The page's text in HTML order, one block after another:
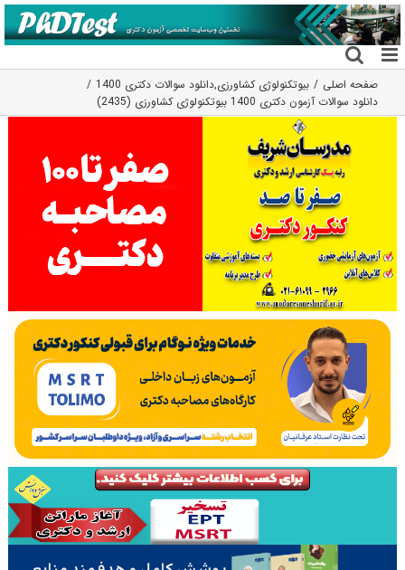
رفتن
به
محتوا
صفحه اصلی بیوتکنولوژی کشاورزی,دانلود سوالات دکتری 1400
دانلود سوالات آزمون دکتری 1400 بیوتکنولوژی کشاورزی (2435)